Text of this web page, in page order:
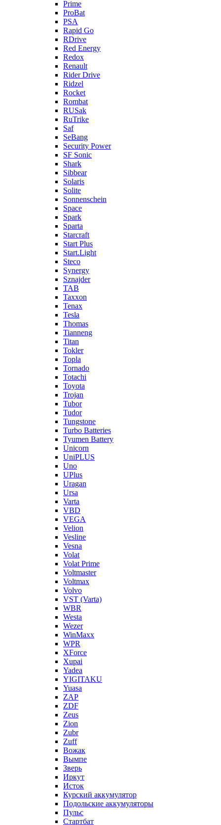
Prime
ProBat
PSA
Rapid Go
RDrive
Red Energy
Redox
Renault
Rider Drive
Ridzel
Rocket
Rombat
RUSak
RuTrike
Saf
SeBang
Security Power
SF Sonic
Shark
Sibbear
Solaris
Solite
Sonnenschein
Space
Spark
Sparta
Starcraft
Start Plus
Start.Light
Steco
Synergy
Sznajder
TAB
Taxxon
Tenax
Tesla
Thomas
Tianneng
Titan
Tokler
Topla
Tornado
Totachi
Toyota
Trojan
Tubor
Tudor
Tungstone
Turbo Batteries
Tyumen Battery
Unicorn
UniPLUS
Uno
UPlus
Uragan
Ursa
Varta
VBD
VEGA
Velion
Vesline
Vesna
Volat
Volat Prime
Voltmaster
Voltmax
Volvo
VST (Varta)
WBR
Westa
Wezer
WinMaxx
WPR
XForce
Xupai
Yadea
YIGITAKU
Yuasa
ZAP
ZDF
Zeus
Zion
Zubr
Zuff
Вожак
Вымпе
Зверь
Иркут
Исток
Курский аккумулятор
Подольские аккумуляторы
Пульс
Стартбат